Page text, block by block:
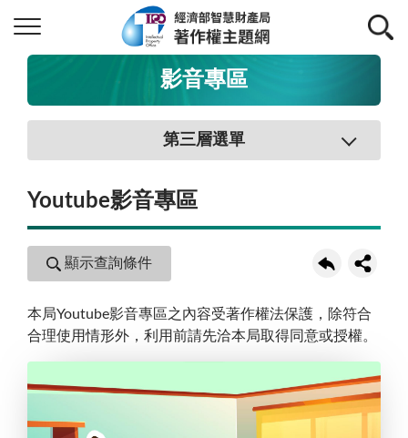
影音專區
第三層選單
Youtube影音專區
顯示查詢條件
本局Youtube影音專區之內容受著作權法保護，除符合
合理使用情形外，利用前請先洽本局取得同意或授權。